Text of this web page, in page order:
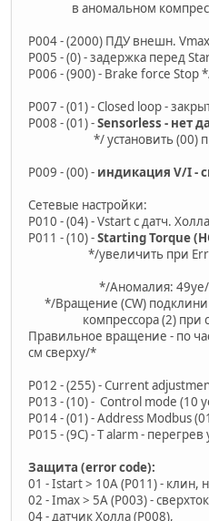
в аномальном
P004 - (2000) ПДУ внешн.
P005 - (0) - задержка перед
P006 - (900) - Brake force Stop
P007 - (01) - Closed loop -
P008 - (01) -Sensorless - нет
*/ установить (00)
P009 - (00) - индикация V/I -
Сетевые настройки:
P010 - (04) - Vstart c датч.
P011 - (10) -Starting Torque
*/увеличить при
*/Аномалия:
*/Вращение (CW)
компрессора (2) при
Правильное вращение - по
см сверху/*
P012 - (255) - Current
P013 - (10) - Control mode (10
P014 - (01) - Аddress Modbus
P015 - (9C) - Т alarm - перегрев
Защита (error code):
01 - Istart > 10A (P011) - клин,
02 - Imax > 5A (P003) -
04 - датчик Холла (P008),